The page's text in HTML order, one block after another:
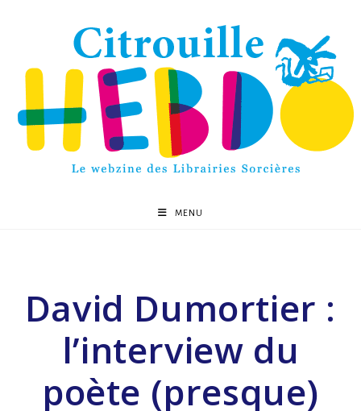
MENU
David Dumortier :
l’interview du
poète (presque)